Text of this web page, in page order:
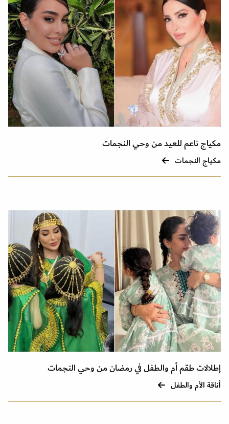
مكياج ناعم للعيد من وحي النجمات
مكياج النجمات
إطلالات طقم أم والطفل في رمضان من وحي النجمات
أناقة الأم والطفل